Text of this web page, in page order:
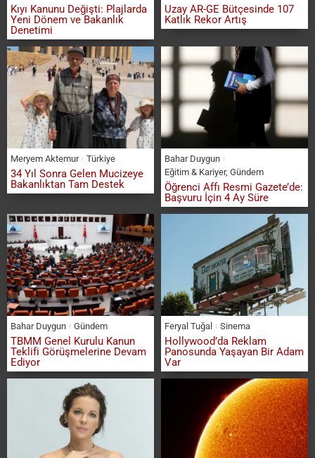
Kıyı Kanunu Değişti: Plajlarda
Yeni Dönem ve Bakanlık
Denetimi
Uzay AR-GE Bütçesinde 107
Katlık Rekor Artış
Meryem Aktemur Türkiye
34 Yıl Sonra Gelen Mucizeye
Bakanlıktan Tam Destek
Bahar Duygun
Eğitim & Kariyer, Gündem
Öğrenci Affı Resmi Gazete’de:
Başvuru İçin 4 Ay Süre
Bahar Duygun Gündem
TBMM Genel Kurulu Kanun
Teklifi Görüşmelerine Devam
Ediyor
Feryal Tuğal Sinema
Hollywood’da Reklam
Panosunda Yaşayan Bir Adam
Var